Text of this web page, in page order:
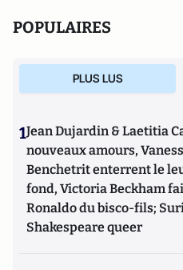
POPULAIRES
PLUS LUS
1Jean Dujardin & Laetitia
nouveaux amours,
Benchetrit enterrent le
fond, Victoria Beckham
Ronaldo du bisco-fils;
Shakespeare queer